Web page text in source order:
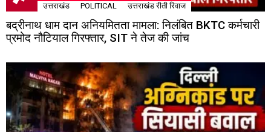
उत्तराखंड POLITICAL उत्तराखंड रीती रिवाज
बद्रीनाथ धाम दान अनियमितता मामला: निलंबित BKTC कर्मचारी
प्रमोद नौटियाल गिरफ्तार, SIT ने तेज की जांच